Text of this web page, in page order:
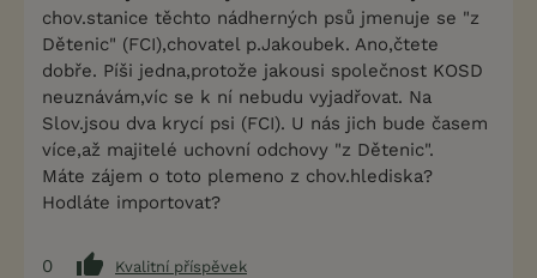
chov.stanice těchto nádherných psů jmenuje se "z
Dětenic" (FCI),chovatel p.Jakoubek. Ano,čtete
dobře. Píši jedna,protože jakousi společnost KOSD
neuznávám,víc se k ní nebudu vyjadřovat. Na
Slov.jsou dva krycí psi (FCI). U nás jich bude časem
více,až majitelé uchovní odchovy "z Dětenic".
Máte zájem o toto plemeno z chov.hlediska?
Hodláte importovat?
0
Kvalitní příspěvek